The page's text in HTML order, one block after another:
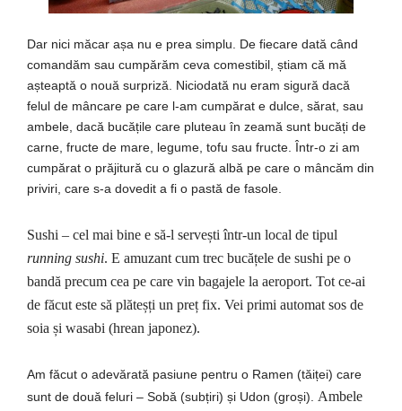
Dar nici măcar așa nu e prea simplu. De fiecare dată când
comandăm sau cumpărăm ceva comestibil, știam că mă
așteaptă o nouă surpriză Niciodată nu eram sigură dacă
felul de mâncare pe care l-am cumpărat e dulce, sărat , sau
ambele, dacă bucățile care pluteau în zeamă sunt bucăți de
carne , fructe de mare , legume, tofu sau fructe. Într-o zi am
cumpărat o prăjitură cu o glazură albă pe care o mâncăm din
priviri, care s-a dovedit a fi o pastă de fasole.
Sushi – cel mai bine e să-l servești într-un local de tipul
running sushi. E amuzant cum trec bucățele de sushi pe o
bandă precum cea pe care vin bagajele la aeroport. Tot ce-ai
de făcut este să plăteșți un preț fix. Vei primi automat sos de
soia și wasabi (hrean japonez).
Am făcut o adevărată pasiune pentru o Ramen (tăiței) care
sunt de două feluri – Sobă (subțiri) și Udon (groși). Ambele